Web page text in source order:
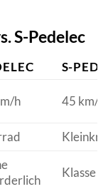
S-Pedelec
S-
h 45 km/h
Klasse